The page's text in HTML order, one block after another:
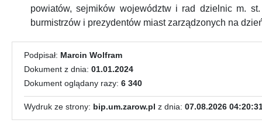
powiatów, sejmików województw i rad dzielnic m.
burmistrzów i prezydentów miast zarządzonych na
Podpisał: Marcin Wolfram
Dokument z dnia: 01.01.2024
Dokument oglądany razy: 6 340
Wydruk ze strony: bip.um.zarow.pl z dnia: 07.08.2026